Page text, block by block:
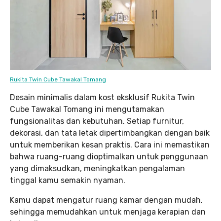
Rukita Twin Cube Tawakal Tomang
Desain minimalis dalam kost eksklusif Rukita Twin
Cube Tawakal Tomang ini mengutamakan
fungsionalitas dan kebutuhan. Setiap furnitur,
dekorasi, dan tata letak dipertimbangkan dengan baik
untuk memberikan kesan praktis. Cara ini memastikan
bahwa ruang-ruang dioptimalkan untuk penggunaan
yang dimaksudkan, meningkatkan pengalaman
tinggal kamu semakin nyaman.
Kamu dapat mengatur ruang kamar dengan mudah,
sehingga memudahkan untuk menjaga kerapian dan